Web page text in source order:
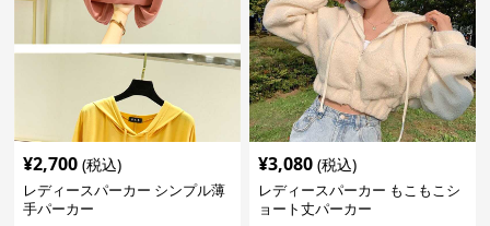
¥2,700 (税込)
レディースパーカー シンプル薄
手パーカー
¥3,080 (税込)
レディースパーカー もこもこシ
ョート丈パーカー